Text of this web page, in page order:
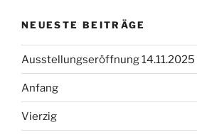
NEUESTE BEITRÄGE
Ausstellungseröffnung 14.11.2025
Anfang
Vierzig